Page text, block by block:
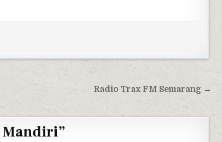
Radio Trax FM Semarang →
Mandiri”